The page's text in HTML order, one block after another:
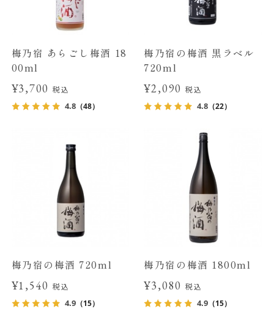
梅乃宿 あらごし梅酒 18
00ml
¥3,700税込
4.8（48）
梅乃宿の梅酒 黒ラベル
720ml
¥2,090 税込
4.8 （22）
梅乃宿の梅酒 720ml
¥1,540税込
4.9（15）
梅乃宿の梅酒 1800ml
¥3,080 税込
4.9 （15）